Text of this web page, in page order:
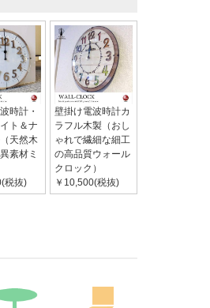
時計・
ト＆ナ
天然木
素材ミ
税抜)
壁掛け電波時計カ
ラフル木製（おし
ゃれで繊細な細工
の高品質ウォール
クロック）
￥10,500(税抜)